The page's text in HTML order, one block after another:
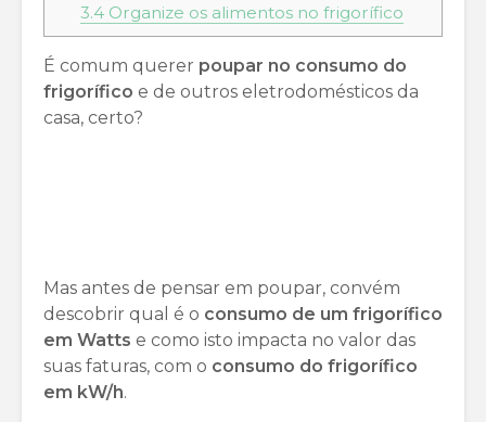
3.4Organize os alimentos no frigorífico
É comum querer poupar no consumo do
frigorífico e de outros eletrodomésticos da
casa, certo?
Mas antes de pensar em poupar, convém
descobrir qual é o consumo de um frigorífico
em Watts e como isto impacta no valor das
suas faturas, com o consumo do frigorífico
em kW/h.